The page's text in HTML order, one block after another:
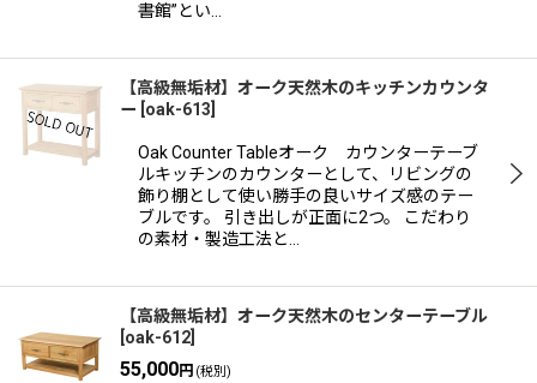
書館”とい…
【高級無垢材】オーク天然木のキッチンカウンタ
ー oak-613
Oak Counter Tableオーク カウンターテーブ
ルキッチンのカウンターとして、リビングの
飾り棚として使い勝手の良いサイズ感のテー
ブルです。 引き出しが正面に2つ。 こだわり
の素材・製造工法と…
【高級無垢材】オーク天然木のセンターテーブル
oak-612
55,000円 (税別)